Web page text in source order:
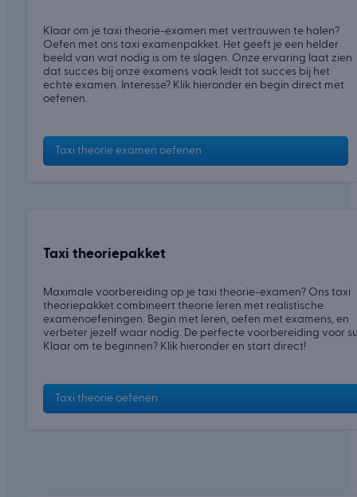
Klaar om je taxi theorie-examen met vertrouwen te halen?
Oefen met ons taxi examenpakket. Het geeft je een helder
beeld van wat nodig is om te slagen. Onze ervaring laat zien
dat succes bij onze examens vaak leidt tot succes bij het
echte examen. Interesse? Klik hieronder en begin direct met
oefenen.
Taxi theorie examen oefenen
Taxi theoriepakket
Maximale voorbereiding op je taxi theorie-examen? Ons taxi
theoriepakket combineert theorie leren met realistische
examenoefeningen. Begin met leren, oefen met examens, en
verbeter jezelf waar nodig. De perfecte voorbereiding voor
Klaar om te beginnen? Klik hieronder en start direct!
Taxi theorie oefenen